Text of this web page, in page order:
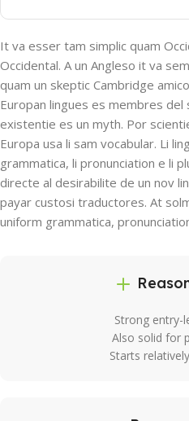
It va esser tam simplic quam
Occidental. A un Angleso it va
quam un skeptic Cambridge
Europan lingues es membres
existentie es un myth. Por
Europa usa li sam vocabular. Li
grammatica, li pronunciation e li
directe al desirabilite de un nov
payar custosi traductores. At
uniform grammatica,
Strong entry-
Also solid for
Starts